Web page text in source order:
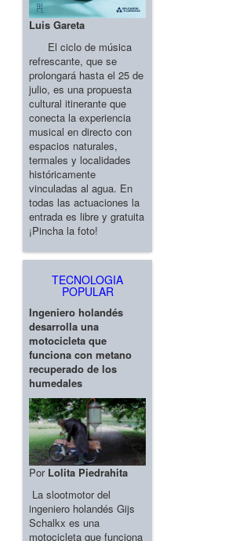
Luis Gareta
El ciclo de música
refrescante, que se
prolongará hasta el 25 de
julio, es una propuesta
cultural itinerante que
conecta la experiencia
musical en directo con
espacios naturales,
termales y localidades
históricamente
vinculadas al agua. En
todas las actuaciones la
entrada es libre y gratuita
¡Pincha la foto!
TECNOLOGIA
POPULAR
Ingeniero holandés
desarrolla una
motocicleta que
funciona con metano
recuperado de los
humedales
Por Lolita Piedrahita
La slootmotor del
ingeniero holandés Gijs
Schalkx es una
motocicleta que funciona